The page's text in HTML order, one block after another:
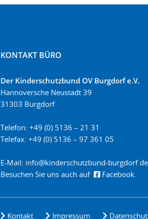
KONTAKT BÜRO
Der Kinderschutzbund OV Burgdorf e.V.
Hannoversche Neustadt 39
31303 Burgdorf
Telefon: +49 (0) 5136 – 21 31
Telefax: +49 (0) 5136 – 97 361 05
E-Mail: info@kinderschutzbund-burgdorf.de
Besuchen Sie uns auch auf
Facebook.
Kontakt Impressum